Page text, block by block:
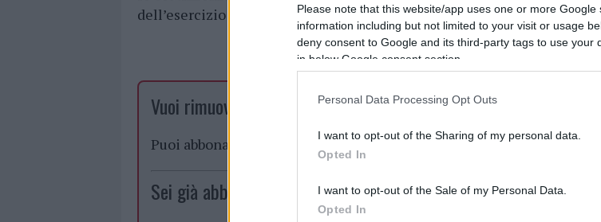
Please note that this website/app uses one or more
information including but not limited to your visit or usage
deny consent to Google and its third-party tags to use your
in below Google consent section.
Personal Data Processing Opt Outs
I want to opt-out of the Sharing of my personal data.
Opted In
I want to opt-out of the Sale of my Personal Data.
Opted In
dell’esercizio commerciale, per stabilire l’esatta dinamica
Vuoi rimuovere le pubblicità nazionali?
Puoi abbonarti a soli € 1,10 al mesecliccandoqui
Sei già abbonato?